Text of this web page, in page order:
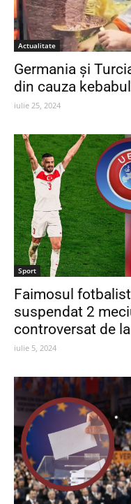
Actualitate
Germania și
din cauza
iulie 25, 2024
Sport
Faimosul
suspendat 2
controversat de
iulie 5, 2024